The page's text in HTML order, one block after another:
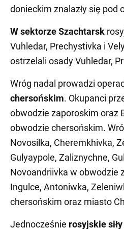
donieckim znalazły się pod
W sektorze Szachtarsk
Vuhledar, Prechystivka i
ostrzelali osady Vuhledar,
Wróg nadal prowadzi
chersońskim. Okupanci
obwodzie zaporoskim oraz
obwodzie chersońskim.
Novosilka, Cheremkhivka,
Gulyaypole, Zaliznychne,
Novoandriivka w obwodzie
Ingulce, Antoniwka,
chersońskim oraz miasto
Jednocześnie rosyjskie